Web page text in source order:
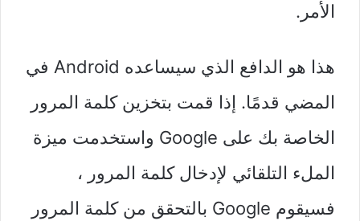
الأمر.
هذا هو الدافع الذي سيساعده Android في
المضي قدمًا. إذا قمت بتخزين كلمة المرور
الخاصة بك على Google واستخدمت ميزة
الملء التلقائي لإدخال كلمة المرور ،
فسيقوم Google بالتحقق من كلمة المرور